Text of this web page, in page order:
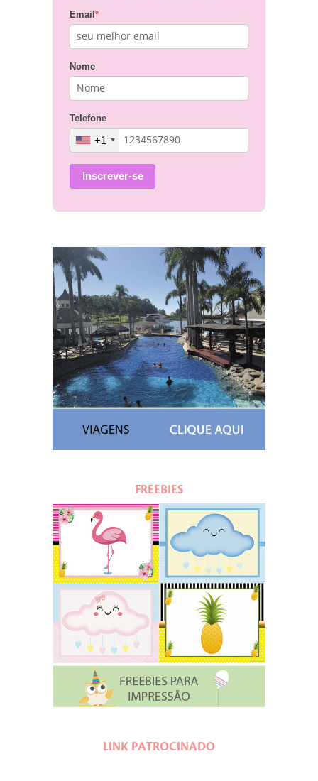
Email*
Nome
Telefone
+1
Inscrever-se
FREEBIES
LINK PATROCINADO